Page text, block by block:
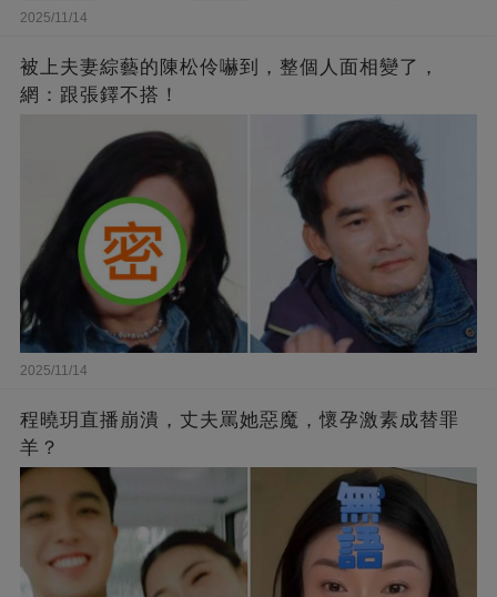
2025/11/14
被上夫妻綜藝的陳松伶嚇到，整個人面相變了，
網：跟張鐸不搭！
2025/11/14
程曉玥直播崩潰，丈夫罵她惡魔，懷孕激素成替罪
羊？